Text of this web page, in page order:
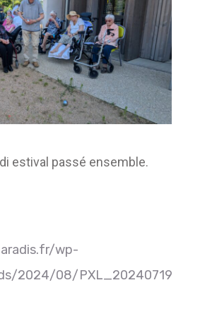
estival passé ensemble.
wp-
2024/08/